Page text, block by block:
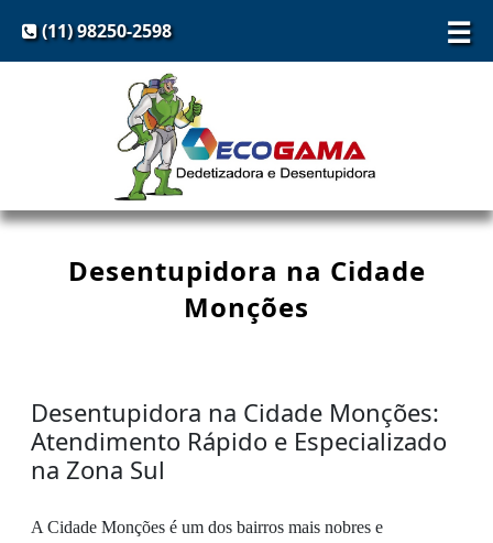
☰
(11) 98250-2598
Desentupidora na Cidade
Monções
Desentupidora na Cidade Monções:
Atendimento Rápido e Especializado
na Zona Sul
A Cidade Monções é um dos bairros mais nobres e